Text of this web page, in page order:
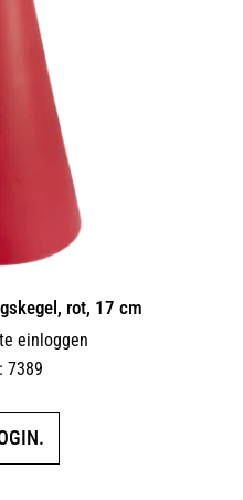
rot, 17 cm
einloggen
7389